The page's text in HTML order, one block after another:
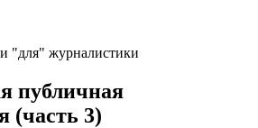
"для" журналистики
публичная
(часть 3)